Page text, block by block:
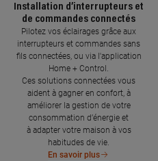
Installation d’interrupteurs et
de commandes connectés
Pilotez vos éclairages grâce aux
interrupteurs et commandes sans
fils connectées, ou via l'application
Home + Control.
Ces solutions connectées vous
aident à gagner en confort, à
améliorer la gestion de votre
consommation d’énergie et
à adapter votre maison à vos
habitudes de vie.
En savoir plus